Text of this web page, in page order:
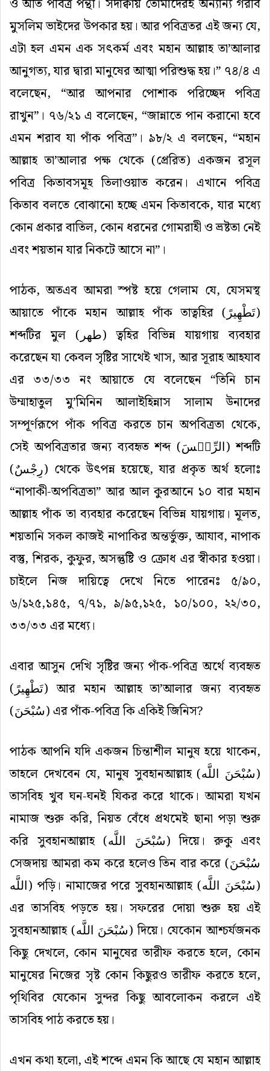
ও অতি পবিত্র পন্থা। সদাক্বায় তোমাদেরই অন্যান্য গরীব
মুসলিম ভাইদের উপকার হয়। আর পবিত্রতর এই জন্য যে,
এটা হল এমন এক সৎকর্ম এবং মহান আল্লাহ তা’আলার
আনুগত্য, যার দ্বারা মানুষের আত্মা পরিশুদ্ধ হয়।” ৭৪/৪ এ
বলেছেন, “আর আপনার পোশাক পরিচ্ছেদ পবিত্র
রাখুন”। ৭৬/২১ এ বলেছেন, “জান্নাতে পান করানো হবে
এমন শরাব যা পাঁক পবিত্র”। ৯৮/২ এ বলছেন, “মহান
আল্লাহ তা’আলার পক্ষ থেকে (প্রেরিত) একজন রসূল
পবিত্র কিতাবসমূহ তিলাওয়াত করেন। এখানে পবিত্র
কিতাব বলতে বোঝানো হচ্ছে এমন কিতাবকে, যার মধ্যে
কোন প্রকার বাতিল, কোন ধরনের গোমরাহী ও ভ্ৰষ্টতা নেই
এবং শয়তান যার নিকটে আসে না”।
পাঠক, অতএব আমরা স্পষ্ট হয়ে গেলাম যে, যেসমস্থ
আয়াতে পাঁকে মহান আল্লাহ পাঁক তাত্বহির (تَطْهِيرً)
শব্দটির মুল (طهر) ত্বহিরবিভিন্ন যায়গায় ব্যবহার
করেছেন যা কেবল সৃষ্টির সাথেই খাস, আর সূরাহ আহযাব
এর ৩৩/৩৩ নং আয়াতে যে বলেছেন “তিনি চান
উম্মাহাতুল মু’মিনিন আলাইহিন্নাস সালাম উনাদের
সম্পূর্ণরূপে পাঁক পবিত্র করতে চান অপবিত্রতা থেকে,
সেই অপবিত্রতার জন্য ব্যবহৃত শব্দ (الرِّجۡسَ) শব্দটি
(رِجْسٌ) থেকে উৎপন্ন হয়েছে, যার প্রকৃত অর্থ হলোঃ
“নাপাকী-অপবিত্রতা” আর আল কুরআনে ১০ বার মহান
আল্লাহ পাঁক তা ব্যবহার করেছেনবিভিন্ন যায়গায়। মূলত,
শয়তানি সকল কাজই নাপাকির অন্তর্ভুক্ত, আযাব, নাপাক
বস্তু, শিরক, কুফুর, অসন্তুষ্টি ও ক্রোধ এর স্বীকার হওয়া।
চাইলে নিজ দায়িত্বে দেখে নিতে পারেনঃ ৫/৯০,
৬/১২৫,১৪৫, ৭/৭১, ৯/৯৫,১২৫, ১০/১০০, ২২/৩০,
৩৩/৩৩ এর মধ্যে।
এবার আসুন দেখি সৃষ্টির জন্য পাঁক-পবিত্র অর্থে ব্যবহৃত
(تَطْهِيرً) আর মহান আল্লাহ তা’আলার জন্য ব্যবহৃত
(سُبْحَنَ) এর পাঁক-পবিত্র কি একিই জিনিস?
পাঠক আপনি যদি একজন চিন্তাশীল মানুষ হয়ে থাকেন,
তাহলে দেখবেন যে, মানুষ সুবহানআল্লাহ (سُبْحَنَ اللَّه)
তাসবিহ খুব ঘন-ঘনই যিকর করে থাকে। আমরা যখন
নামাজ শুরু করি, নিয়ত বেঁধে প্রথমেই ছানা পড়া শুরু
করি সুবহানআল্লাহ (سُبْحَنَ اللَّه) দিয়ে। রুকু এবং
সেজদায় আমরা কম করে হলেও তিন বার করে (سُبْحَنَ
اللَّه) পড়ি। নামাজের পরে সুবহানআল্লাহ (سُبْحَنَ اللَّه)
এর তাসবিহ পড়তে হয়। সফরের দোয়া শুরু হয় এই
সুবহানআল্লাহ (سُبْحَنَ اللَّه) দিয়ে। যেকোন আশ্চর্যজনক
কিছু দেখলে, কোন মানুষের তারীফ করতে হলে, কোন
মানুষের নিজের সৃষ্ট কোন কিছুরও তারীফ করতে হলে,
পৃথিবির যেকোন সুন্দর কিছু আবলোকন করলে এই
তাসবিহ পাঠ করতে হয়।
এখন কথা হলো, এই শব্দে এমন কি আছে যে মহান আল্লাহ